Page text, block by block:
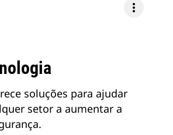
more_vert
soluções para ajudar
setor a aumentar a